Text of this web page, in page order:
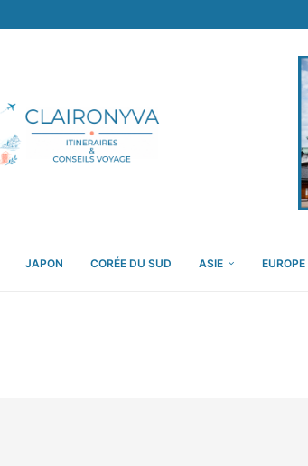
JAPON CORÉE DU SUD ASIE EUROPE